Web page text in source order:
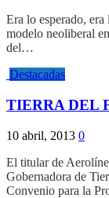
Era lo esperado,
modelo neoliberal
del…
Destacadas
TIERRA DEL
10 abril, 2013 0
El titular de
Gobernadora de
Convenio para la